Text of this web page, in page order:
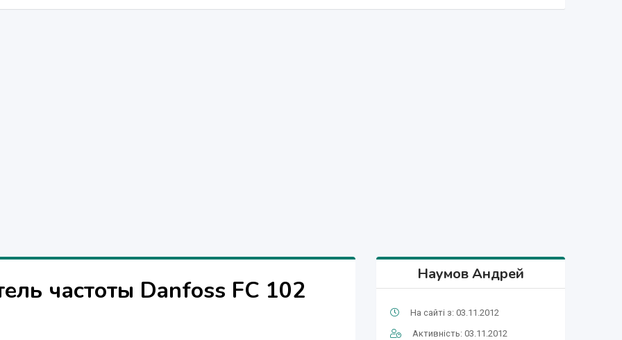
частоты Danfoss FC 102
Наумов Андрей
На сайті з: 03.11.2012
Активність: 03.11.2012